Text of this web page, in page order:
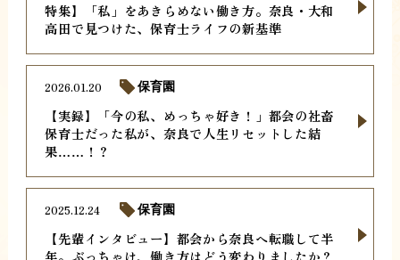
特集】「私」をあきらめない働き方。奈良・大和
高田で見つけた、保育士ライフの新基準
【実録】「今の私、めっちゃ好き！」都会の社畜
保育士だった私が、奈良で人生リセットした結
果……！？
2026.01.20 保育園
【先輩インタビュー】都会から奈良へ転職して半
年。ぶっちゃけ、働き方はどう変わりましたか？
2025.12.24 保育園